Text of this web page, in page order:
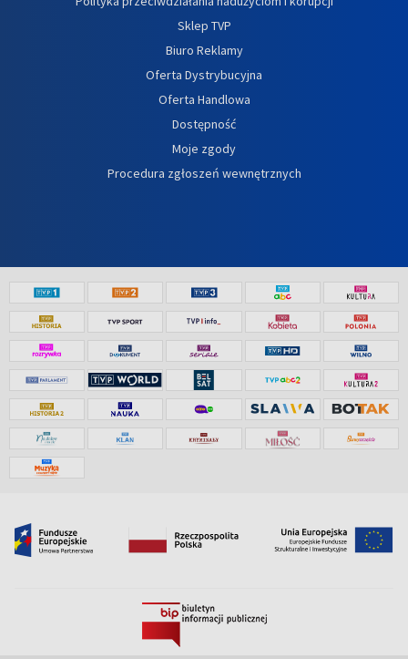
Sklep TVP
Biuro Reklamy
Oferta Dystrybucyjna
Oferta Handlowa
Dostępność
Moje zgody
Procedura zgłoszeń wewnętrznych